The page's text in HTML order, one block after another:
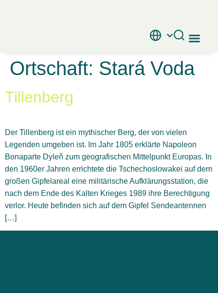
Ortschaft: Stará Voda
Tillenberg
Der Tillenberg ist ein mythischer Berg, der von vielen
Legenden umgeben ist. Im Jahr 1805 erklärte Napoleon
Bonaparte Dyleň zum geografischen Mittelpunkt Europas. In
den 1960er Jahren errichtete die Tschechoslowakei auf dem
großen Gipfelareal eine militärische Aufklärungsstation, die
nach dem Ende des Kalten Krieges 1989 ihre Berechtigung
verlor. Heute befinden sich auf dem Gipfel Sendeantennen
[…]